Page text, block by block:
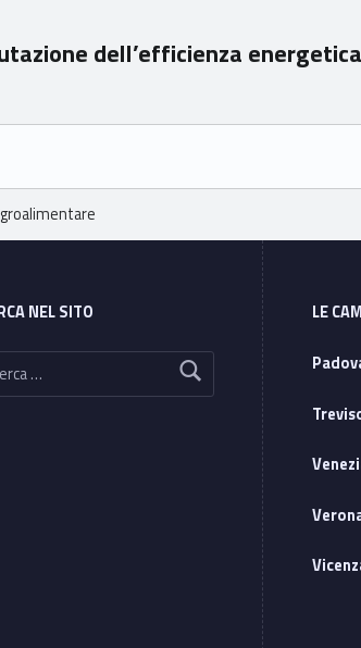
dell’efficienza energetica
NEL SITO
LE